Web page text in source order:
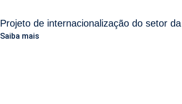
Projeto de internacionalização do setor
Saiba mais